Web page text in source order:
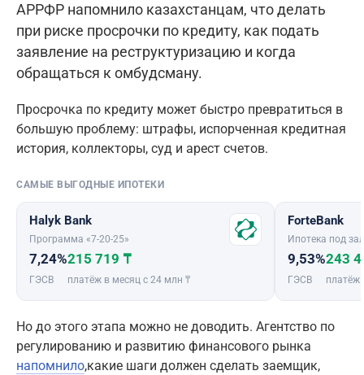
АРРФР напомнило казахстанцам, что делать
при риске просрочки по кредиту, как подать
заявление на реструктуризацию и когда
обращаться к омбудсману.
Просрочка по кредиту может быстро превратиться в
большую проблему: штрафы, испорченная кредитная
история, коллекторы, суд и арест счетов.
САМЫЕ ВЫГОДНЫЕ ИПОТЕКИ
Halyk Bank
Программа «7-20-25»
7,24%
ГЭСВ
215 719 ₸
платёж в месяц с 24 млн ₸
ForteBank
Ипотека под
9,53%
ГЭСВ
243
платёж
Но до этого этапа можно не доводить. Агентство по
регулированию и развитию финансового рынка
напомнило,какие шаги должен сделать заемщик,